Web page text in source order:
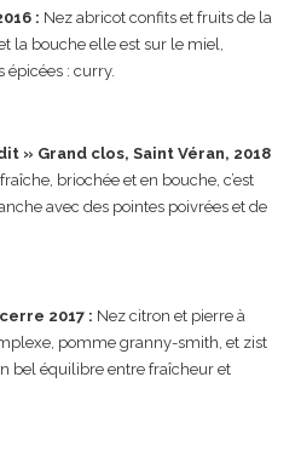
: Nez abricot confits et fruits de la
la bouche elle est sur le miel,
épicées : curry.
» Grand clos, Saint Véran, 2018
briochée et en bouche, c’est
avec des pointes poivrées et de
2017 : Nez citron et pierre à
pomme granny-smith, et zist
bel équilibre entre fraîcheur et